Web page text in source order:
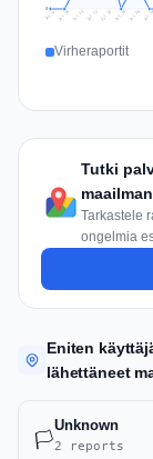
Jul 9 Jul 10 Jul 11 Jul 12 Jul 13 Jul 14 Jul 15 Jul 16
Virheraportit
Tutki
Tarkastele
ongelmia
Eniten
lähettäneet
🏳️
Unknown
2 reports